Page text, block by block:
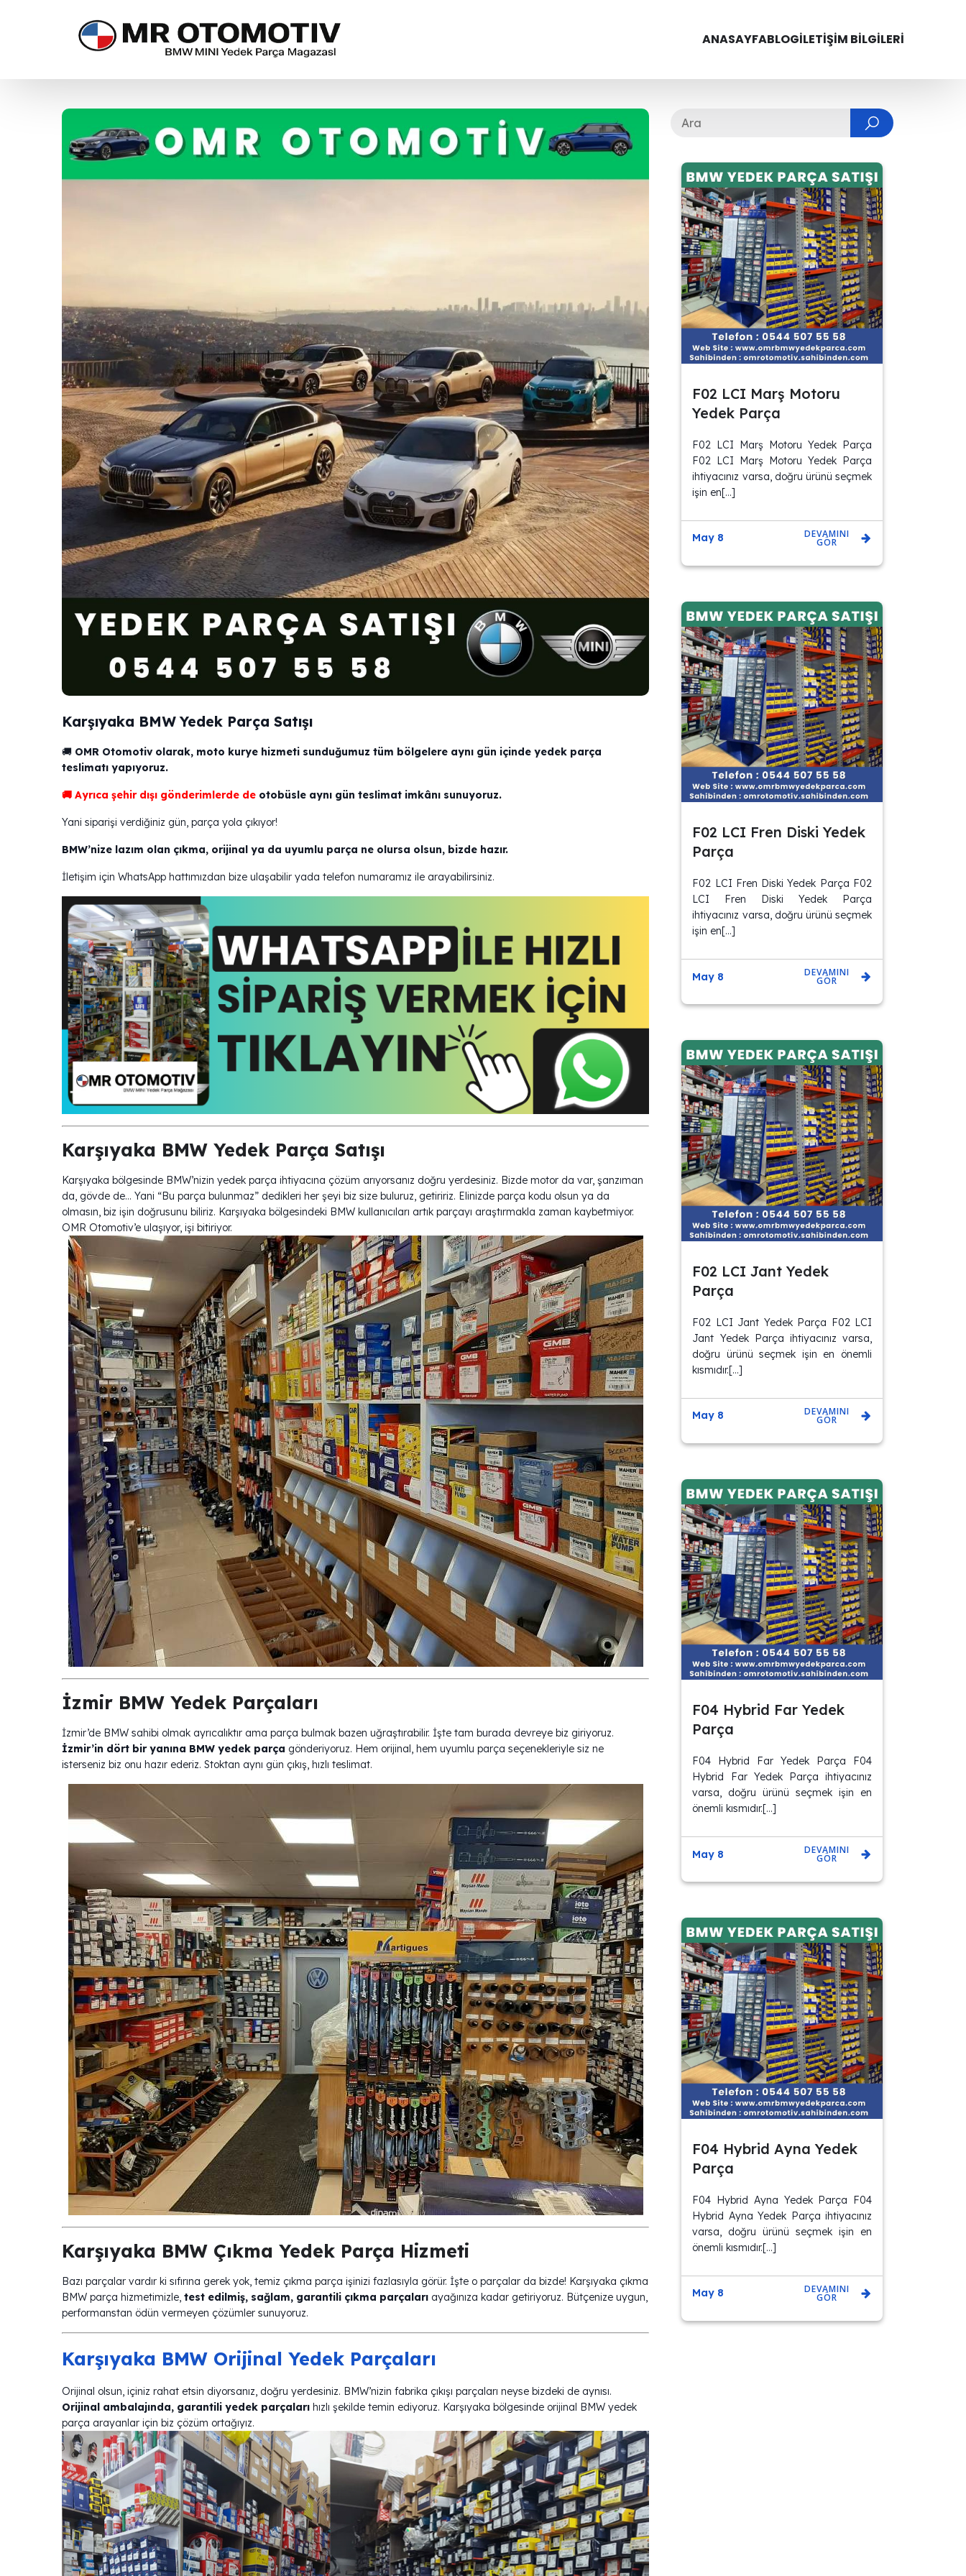
ANASAYFABLOGİLETIŞIM BILGILERI
Karşıyaka BMW Yedek Parça Satışı
🚚 OMR Otomotiv olarak, moto kurye hizmeti sunduğumuz tüm bölgelere aynı gün içinde yedek parça
teslimatı yapıyoruz.
🚚 Ayrıca şehir dışı gönderimlerde de otobüsle aynı gün teslimat imkânı sunuyoruz.
Yani siparişi verdiğiniz gün, parça yola çıkıyor!
BMW’nize lazım olan çıkma, orijinal ya da uyumlu parça ne olursa olsun, bizde hazır.
İletişim için WhatsApp hattımızdan bize ulaşabilir yada telefon numaramız ile arayabilirsiniz.
Karşıyaka BMW Yedek Parça Satışı
Karşıyaka bölgesinde BMW’nizin yedek parça ihtiyacına çözüm arıyorsanız doğru yerdesiniz. Bizde motor da var, şanzıman
da, gövde de… Yani “Bu parça bulunmaz” dedikleri her şeyi biz size buluruz, getiririz. Elinizde parça kodu olsun ya da
olmasın, biz işin doğrusunu biliriz. Karşıyaka bölgesindeki BMW kullanıcıları artık parçayı araştırmakla zaman kaybetmiyor.
OMR Otomotiv’e ulaşıyor, işi bitiriyor.
İzmir BMW Yedek Parçaları
İzmir’de BMW sahibi olmak ayrıcalıktır ama parça bulmak bazen uğraştırabilir. İşte tam burada devreye biz giriyoruz.
İzmir’in dört bir yanına BMW yedek parça gönderiyoruz. Hem orijinal, hem uyumlu parça seçenekleriyle siz ne
isterseniz biz onu hazır ederiz. Stoktan aynı gün çıkış, hızlı teslimat.
Karşıyaka BMW Çıkma Yedek Parça Hizmeti
Bazı parçalar vardır ki sıfırına gerek yok, temiz çıkma parça işinizi fazlasıyla görür. İşte o parçalar da bizde! Karşıyaka çıkma
BMW parça hizmetimizle, test edilmiş, sağlam, garantili çıkma parçaları ayağınıza kadar getiriyoruz. Bütçenize uygun,
performanstan ödün vermeyen çözümler sunuyoruz.
Karşıyaka BMW Orijinal Yedek Parçaları
Orijinal olsun, içiniz rahat etsin diyorsanız, doğru yerdesiniz. BMW’nizin fabrika çıkışı parçaları neyse bizdeki de aynısı.
Orijinal ambalajında, garantili yedek parçaları hızlı şekilde temin ediyoruz. Karşıyaka bölgesinde orijinal BMW yedek
parça arayanlar için biz çözüm ortağıyız.
F02 LCI Marş Motoru
Yedek Parça
F02 LCI Marş Motoru Yedek Parça
F02 LCI Marş Motoru Yedek Parça
ihtiyacınız varsa, doğru ürünü seçmek
işin en[…]
May 8 DEVAMINI
GÖR
F02 LCI Fren Diski Yedek
Parça
F02 LCI Fren Diski Yedek Parça F02
LCI Fren Diski Yedek Parça
ihtiyacınız varsa, doğru ürünü seçmek
işin en[…]
May 8 DEVAMINI
GÖR
F02 LCI Jant Yedek
Parça
F02 LCI Jant Yedek Parça F02 LCI
Jant Yedek Parça ihtiyacınız varsa,
doğru ürünü seçmek işin en önemli
kısmıdır.[…]
May 8 DEVAMINI
GÖR
F04 Hybrid Far Yedek
Parça
F04 Hybrid Far Yedek Parça F04
Hybrid Far Yedek Parça ihtiyacınız
varsa, doğru ürünü seçmek işin en
önemli kısmıdır.[…]
May 8 DEVAMINI
GÖR
F04 Hybrid Ayna Yedek
Parça
F04 Hybrid Ayna Yedek Parça F04
Hybrid Ayna Yedek Parça ihtiyacınız
varsa, doğru ürünü seçmek işin en
önemli kısmıdır.[…]
May 8 DEVAMINI
GÖR